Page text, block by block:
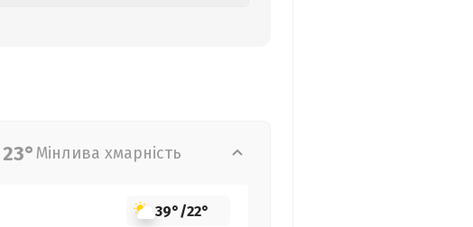
23°Мінлива хмарність
39°/22°